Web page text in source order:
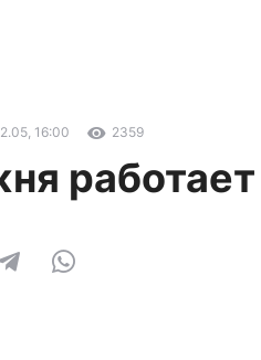
16:00 2359
работает